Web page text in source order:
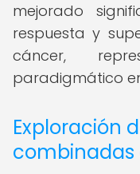
mejorado
respuesta y
cáncer,
paradigmático
Exploración